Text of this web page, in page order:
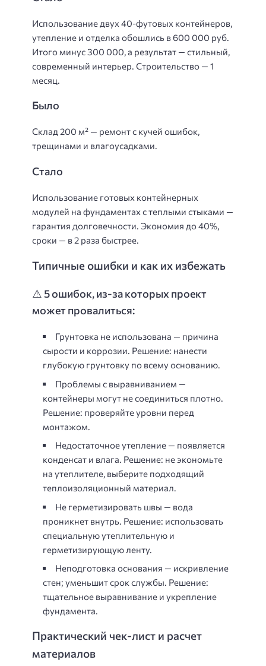
Использование двух 40-футовых контейнеров,
утепление и отделка обошлись в 600 000 руб.
Итого минус 300 000, а результат — стильный,
современный интерьер. Строительство — 1
месяц.
Было
Склад 200 м² — ремонт с кучей ошибок,
трещинами и влагоусадками.
Стало
Использование готовых контейнерных
модулей на фундаментах с теплыми стыками —
гарантия долговечности. Экономия до 40%,
сроки — в 2 раза быстрее.
Типичные ошибки и как их избежать
⚠️ 5 ошибок, из-за которых проект
может провалиться:
Грунтовка не использована — причина
сырости и коррозии. Решение: нанести
глубокую грунтовку по всему основанию.
Проблемы с выравниванием —
контейнеры могут не соединиться плотно.
Решение: проверяйте уровни перед
монтажом.
Недостаточное утепление — появляется
конденсат и влага. Решение: не экономьте
на утеплителе, выберите подходящий
теплоизоляционный материал.
Не герметизировать швы — вода
проникнет внутрь. Решение: использовать
специальную утеплительную и
герметизирующую ленту.
Неподготовка основания — искривление
стен; уменьшит срок службы. Решение:
тщательное выравнивание и укрепление
фундамента.
Практический чек-лист и расчет
материалов